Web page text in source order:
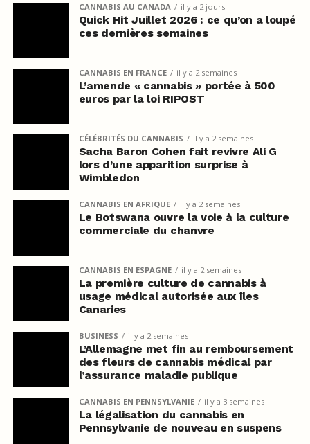
CANNABIS AU CANADA il y a 2 jours
Quick Hit Juillet 2026 : ce qu’on a loupé
ces dernières semaines
CANNABIS EN FRANCE il y a 2 semaines
L’amende « cannabis » portée à 500
euros par la loi RIPOST
CÉLÉBRITÉS DU CANNABIS il y a 2 semaines
Sacha Baron Cohen fait revivre Ali G
lors d’une apparition surprise à
Wimbledon
CANNABIS EN AFRIQUE il y a 2 semaines
Le Botswana ouvre la voie à la culture
commerciale du chanvre
CANNABIS EN ESPAGNE il y a 2 semaines
La première culture de cannabis à
usage médical autorisée aux îles
Canaries
BUSINESS il y a 2 semaines
L’Allemagne met fin au remboursement
des fleurs de cannabis médical par
l’assurance maladie publique
CANNABIS EN PENNSYLVANIE il y a 3 semaines
La légalisation du cannabis en
Pennsylvanie de nouveau en suspens